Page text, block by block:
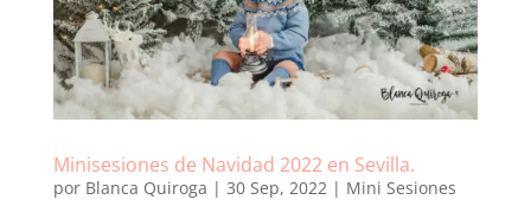
Minisesiones de Navidad 2022 en Sevilla.
por Blanca Quiroga | 30 Sep, 2022 | Mini Sesiones